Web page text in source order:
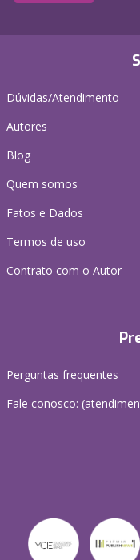
Dúvidas/Atendimento
Autores
Blog
Quem somos
Fatos e Dados
Termos de uso
Contrato com o Autor
Perguntas frequentes
Fale conosco: